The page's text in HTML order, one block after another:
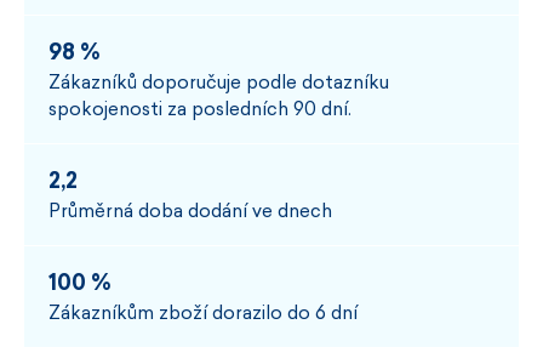
98 %
Zákazníků doporučuje podle dotazníku
spokojenosti za posledních 90 dní.
2,2
Průměrná doba dodání ve dnech
100 %
Zákazníkům zboží dorazilo do 6 dní